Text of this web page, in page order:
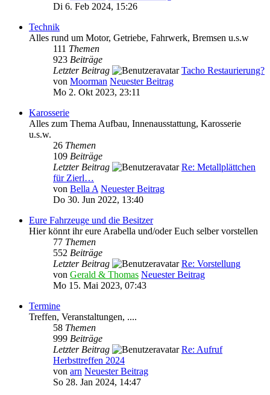
Di 6. Feb 2024, 15:26
Technik
Alles rund um Motor, Getriebe, Fahrwerk, Bremsen u.s.w
111 Themen
923 Beiträge
Letzter Beitrag
Tacho Restaurierung?
von Moorman Neuester Beitrag
Mo 2. Okt 2023, 23:11
Karosserie
Alles zum Thema Aufbau, Innenausstattung, Karosserie
u.s.w.
26 Themen
109 Beiträge
Letzter Beitrag
Re: Metallplättchen
für Zierl…
von Bella A Neuester Beitrag
Do 30. Jun 2022, 13:40
Eure Fahrzeuge und die Besitzer
Hier könnt ihr eure Arabella und/oder Euch selber vorstellen
77 Themen
552 Beiträge
Letzter Beitrag
Re: Vorstellung
von Gerald & Thomas Neuester Beitrag
Mo 15. Mai 2023, 07:43
Termine
Treffen, Veranstaltungen, ....
58 Themen
999 Beiträge
Letzter Beitrag
Re: Aufruf
Herbsttreffen 2024
von arn Neuester Beitrag
So 28. Jan 2024, 14:47